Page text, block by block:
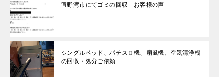
宜野湾市にてゴミの回収 お客様の声
シングルベッド、パチスロ機、扇風機、空気清浄機
の回収・処分ご依頼